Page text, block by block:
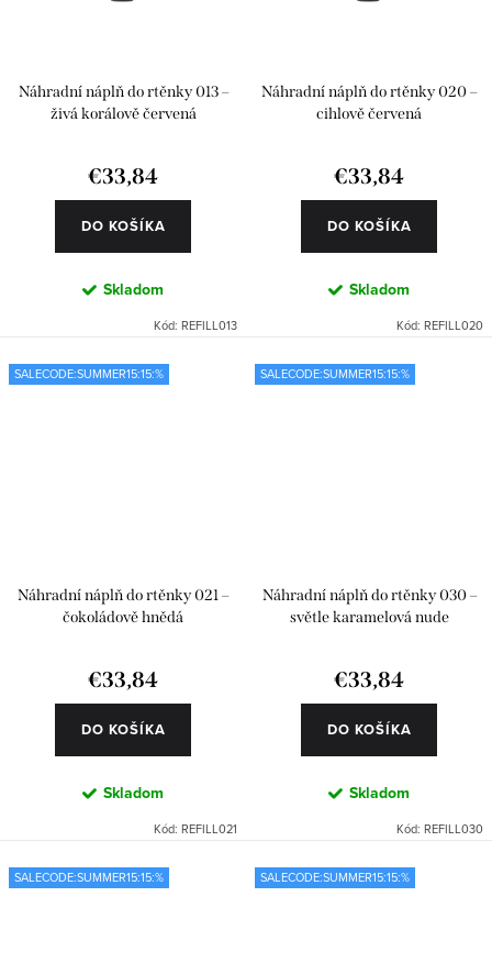
Náhradní náplň do rtěnky 013 –
živá korálově červená
€33,84
DO KOŠÍKA
Skladom
Kód: REFILL013
Náhradní náplň do rtěnky 020 –
cihlově červená
€33,84
DO KOŠÍKA
Skladom
Kód: REFILL020
SALECODE:SUMMER15:15:%
Náhradní náplň do rtěnky 021 –
čokoládově hnědá
€33,84
DO KOŠÍKA
Skladom
Kód: REFILL021
SALECODE:SUMMER15:15:%
Náhradní náplň do rtěnky 030 –
světle karamelová nude
€33,84
DO KOŠÍKA
Skladom
Kód: REFILL030
SALECODE:SUMMER15:15:% SALECODE:SUMMER15:15:%